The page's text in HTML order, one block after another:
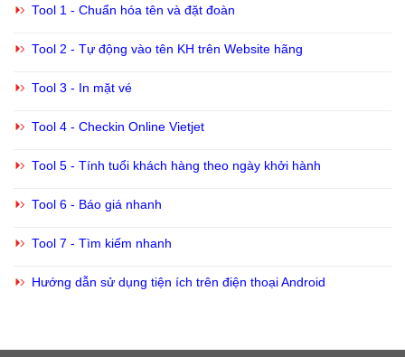
Tool 1 - Chuẩn hóa tên và đặt đoàn
Tool 2 - Tự động vào tên KH trên Website hãng
Tool 3 - In mặt vé
Tool 4 - Checkin Online Vietjet
Tool 5 - Tính tuổi khách hàng theo ngày khởi hành
Tool 6 - Báo giá nhanh
Tool 7 - Tìm kiếm nhanh
Hướng dẫn sử dụng tiện ích trên điện thoại Android